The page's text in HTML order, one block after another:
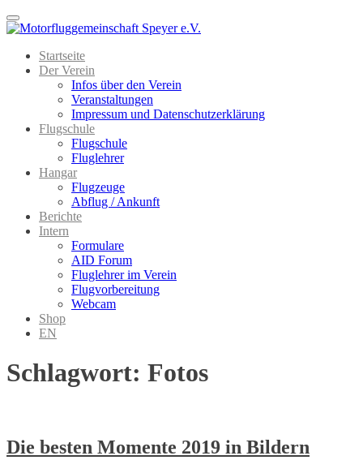
Menu
Startseite
Der Verein
Infos über den Verein
Veranstaltungen
Impressum und Datenschutzerklärung
Flugschule
Flugschule
Fluglehrer
Hangar
Flugzeuge
Abflug / Ankunft
Berichte
Intern
Formulare
AID Forum
Fluglehrer im Verein
Flugvorbereitung
Webcam
Shop
EN
Schlagwort: Fotos
Die besten Momente 2019 in Bildern